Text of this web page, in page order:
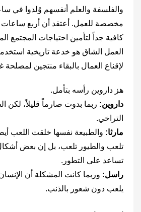
والفلسفة والعلم أنفسهم وُلدوا في
مخصصة للعمل. أعتقد أن أربع ساعات
كافية جداً لتأمين احتياجات المجتمع
العمل الشاق هو خدعة تاريخية
لإقناع العمال بالبقاء منتجين لمصلحة
هز داروين رأسه بتأمل.
داروين: ربما بدوت صارماً قليلاً، لكن
التراخي.
مارثا: والطبيعة نفسها خلقت اللعب
تلعب والطيور تلعب، بل إن بعض
تساعد على التطور.
راسل: وربما كانت المشكلة أن
يلعب دون شعور بالذنب.